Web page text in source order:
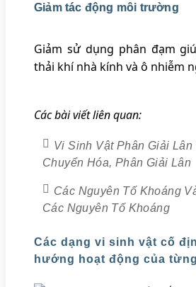
Giảm tác động môi trường
Giảm sử dụng phân đạm
thải khí nhà kính và ô nhiễm
Các bài viết liên quan:
Vi Sinh Vật Phân Giải Lân
Chuyển Hóa, Phân Giải Lân
Các Nguyên Tố Khoáng
Các Nguyên Tố Khoáng
Các dạng vi sinh vật cố
hướng hoạt động của